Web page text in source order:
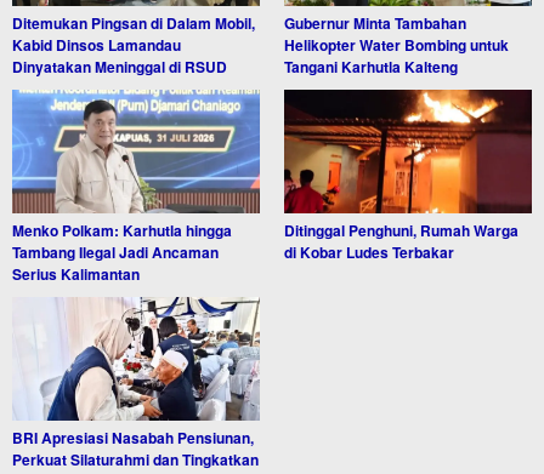
Ditemukan Pingsan di Dalam Mobil,
Kabid Dinsos Lamandau
Dinyatakan Meninggal di RSUD
Gubernur Minta Tambahan
Helikopter Water Bombing untuk
Tangani Karhutla Kalteng
Menko Polkam: Karhutla hingga
Tambang Ilegal Jadi Ancaman
Serius Kalimantan
Ditinggal Penghuni, Rumah Warga
di Kobar Ludes Terbakar
BRI Apresiasi Nasabah Pensiunan,
Perkuat Silaturahmi dan Tingkatkan